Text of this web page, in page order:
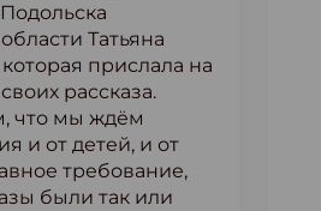
Татьяна
прислала на
рассказа.
что мы ждём
и от детей, и от
требование,
были так или